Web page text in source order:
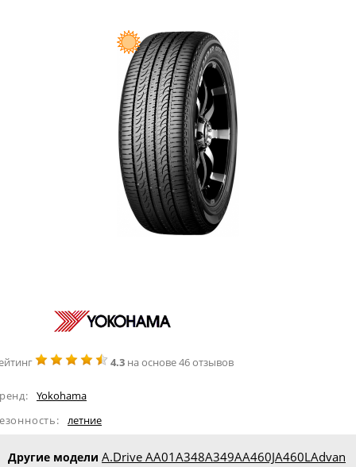
4.3 на основе 46 отзывов
Yokohama
летние
Другие модели A.Drive AA01A348A349AA460JA460LAdvan